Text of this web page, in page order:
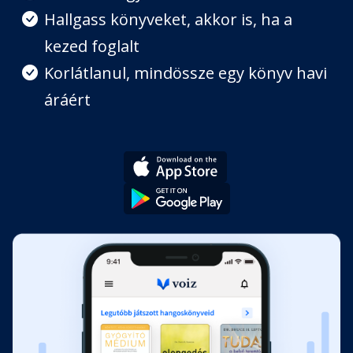
9.
Fejezet hossza: 00:18:28
Fejezet hossza: 00:23:02
Fejezet hossza: 00:33:00
Hallgass könyveket, akkor is, ha a
kezed foglalt
Korlátlanul, mindössze egy könyv havi
áráért